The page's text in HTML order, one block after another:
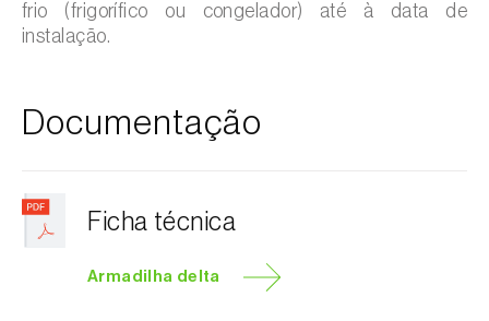
frio (frigorífico ou congelador) até à data de
instalação.
Documentação
Ficha técnica
Armadilha delta